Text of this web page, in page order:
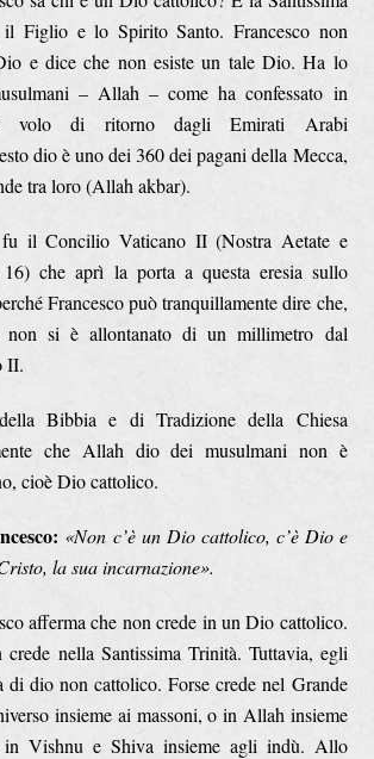
Figlio e lo Spirito Santo. Francesco non
e dice che non esiste un tale Dio. Ha lo
– Allah – come ha confessato in
volo di ritorno dagli Emirati Arabi
dio è uno dei 360 dei pagani della Mecca,
tra loro (Allah akbar).
fu il Concilio Vaticano II (Nostra Aetate e
che aprì la porta a questa eresia sullo
Francesco può tranquillamente dire che,
non si è allontanato di un millimetro dal
II.
della Bibbia e di Tradizione della Chiesa
che Allah dio dei musulmani non è
cioè Dio cattolico.
«Non c’è un Dio cattolico, c’è Dio e
la sua incarnazione».
afferma che non crede in un Dio cattolico.
nella Santissima Trinità. Tuttavia, egli
di dio non cattolico. Forse crede nel Grande
insieme ai massoni, o in Allah insieme
Vishnu e Shiva insieme agli indù. Allo